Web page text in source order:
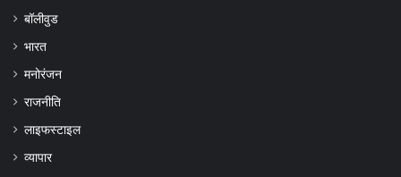
बॉलीवुड
भारत
मनोरंजन
राजनीति
लाइफस्टाइल
व्यापार